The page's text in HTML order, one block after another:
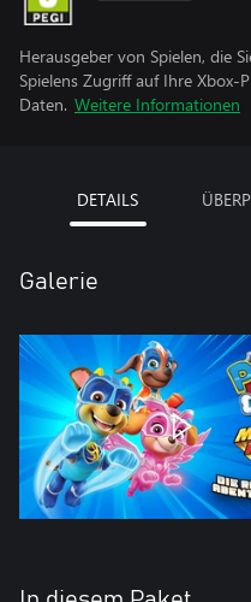
Herausgeber von Spielen, die
Spielens Zugriff auf Ihre
Daten. Weitere Informationen
DETAILS
Galerie